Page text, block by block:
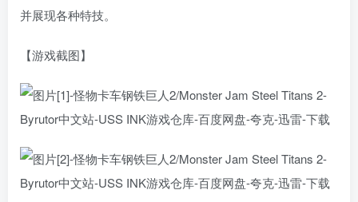
并展现各种特技。
【游戏截图】